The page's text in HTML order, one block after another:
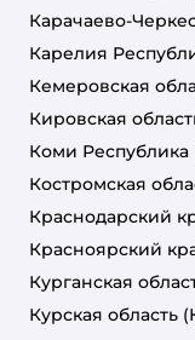
Карачаево-
Карелия
Кемеровская
Кировская
Коми Республика
Костромская
Краснодарский
Красноярский
Курганская
Курская область